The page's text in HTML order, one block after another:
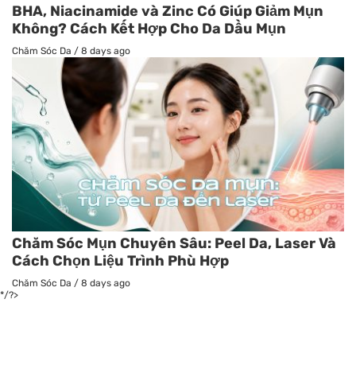
BHA, Niacinamide và Zinc Có Giúp Giảm Mụn
Không? Cách Kết Hợp Cho Da Dầu Mụn
Chăm Sóc Da / 8 days ago
Chăm Sóc Mụn Chuyên Sâu: Peel Da, Laser Và
Cách Chọn Liệu Trình Phù Hợp
Chăm Sóc Da / 8 days ago
*/?>